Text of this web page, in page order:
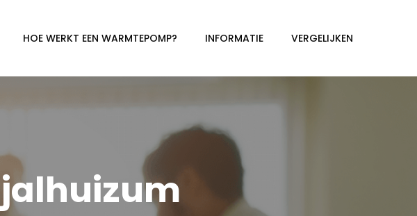
HOE WERKT EEN WARMTEPOMP? INFORMATIE VERGELIJKEN